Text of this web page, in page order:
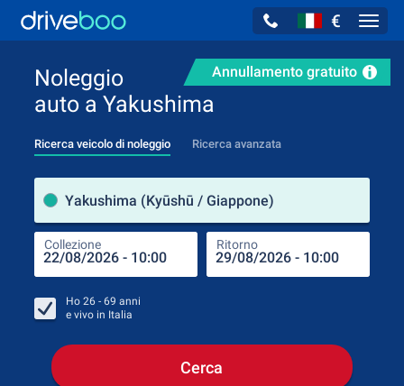
€
Annullamento gratuito
Noleggio
auto a Yakushima
Ricerca veicolo di noleggio Ricerca avanzata
Yakushima (Kyūshū / Giappone)
Collezione Ritorno
Ho 26 - 69 anni
e vivo in Italia
Cerca